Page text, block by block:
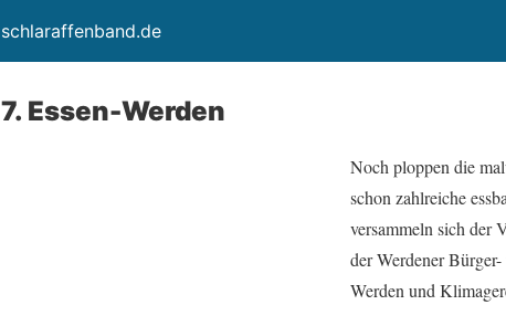
schlaraffenband.de
7. Essen-Werden
Noch ploppen die
schon zahlreiche
versammeln sich der
der Werdener
Werden und